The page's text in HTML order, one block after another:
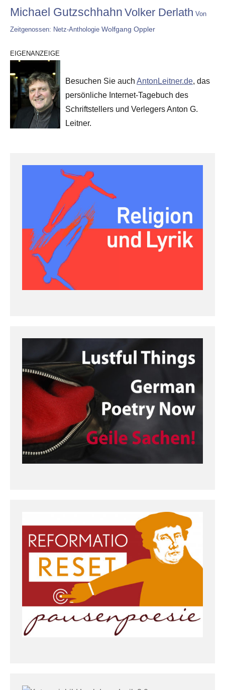
Michael Gutzschhahn Volker Derlath Von
Zeitgenossen: Netz-Anthologie Wolfgang Oppler
EIGENANZEIGE
Besuchen Sie auch AntonLeitner.de, das
persönliche Internet-Tagebuch des
Schriftstellers und Verlegers Anton G.
Leitner.